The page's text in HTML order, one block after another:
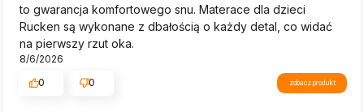
to gwarancja komfortowego snu. Materace dla dzieci
Rucken są wykonane z dbałością o każdy detal, co widać
na pierwszy rzut oka.
8/6/2026
0
0 zobacz produkt